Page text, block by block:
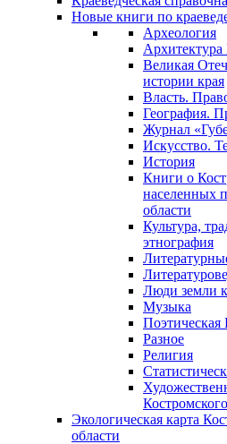
Новые книги по
Археология
Архитектура
Великая
истории края
Власть.
География.
Журнал
Искусство.
История
Книги о
населенных
области
Культура,
этнография
Люди земли
Музыка
Поэтическая
Разное
Религия
Экологическая карта
области